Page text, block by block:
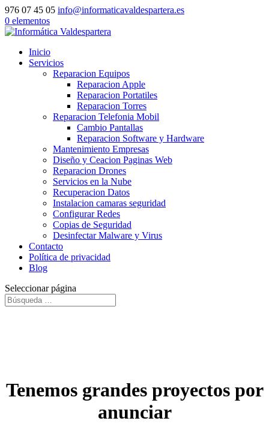
976 07 45 05 info@informaticavaldespartera.es
0 elementos
Inicio
Servicios
Reparacion Equipos
Reparacion Apple
Reparacion Portatiles
Reparacion Torres
Reparacion Telefonia Mobil
Cambio Pantallas
Reparacion Software y Hardware
Mantenimiento Empresas
Diseño y Ceacion Paginas Web
Reparacion Drones
Servicios en la Nube
Recuperacion Datos
Instalacion camaras seguridad
Configurar Redes
Copias de Seguridad
Desinfectar Malware y Virus
Contacto
Política de privacidad
Blog
Seleccionar página
Tenemos grandes proyectos por
anunciar